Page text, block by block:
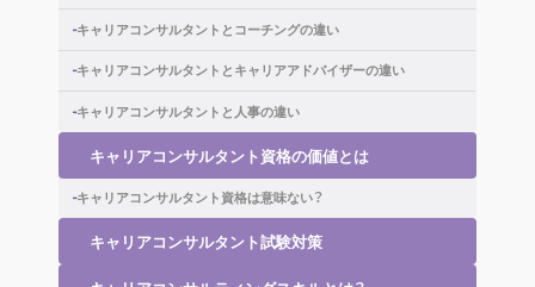
キャリアコンサルタントとコーチングの違い
キャリアコンサルタントとキャリアアドバイザーの違い
キャリアコンサルタントと人事の違い
キャリアコンサルタント資格の価値とは
キャリアコンサルタント資格は意味ない？
キャリアコンサルタント試験対策